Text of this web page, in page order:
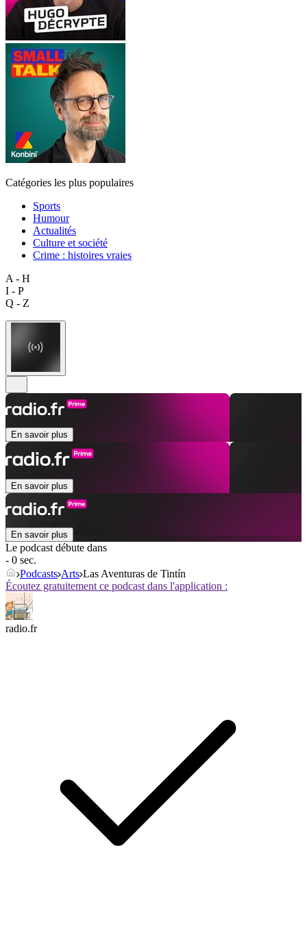
Catégories les plus populaires
Sports
Humour
Actualités
Culture et société
Crime : histoires vraies
A - H
I - P
Q - Z
En savoir plus
En savoir plus
En savoir plus
Le podcast débute dans
- 0 sec.
Podcasts Arts Las Aventuras de Tintín
Écoutez gratuitement ce podcast dans l'application :
radio.fr